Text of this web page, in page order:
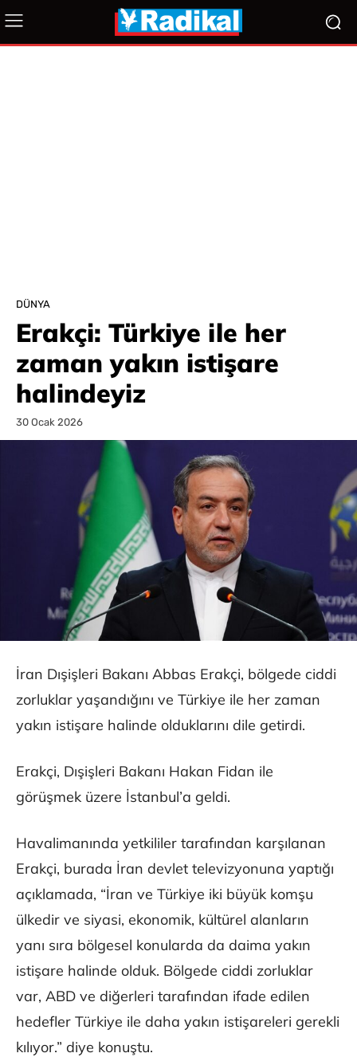
DÜNYA
Erakçi: Türkiye ile her
zaman yakın istişare
halindeyiz
30 Ocak 2026
İran Dışişleri Bakanı Abbas Erakçi, bölgede ciddi
zorluklar yaşandığını ve Türkiye ile her zaman
yakın istişare halinde olduklarını dile getirdi.
Erakçi, Dışişleri Bakanı Hakan Fidan ile
görüşmek üzere İstanbul’a geldi.
Havalimanında yetkililer tarafından karşılanan
Erakçi, burada İran devlet televizyonuna yaptığı
açıklamada, “İran ve Türkiye iki büyük komşu
ülkedir ve siyasi, ekonomik, kültürel alanların
yanı sıra bölgesel konularda da daima yakın
istişare halinde olduk. Bölgede ciddi zorluklar
var, ABD ve diğerleri tarafından ifade edilen
hedefler Türkiye ile daha yakın istişareleri gerekli
kılıyor.” diye konuştu.